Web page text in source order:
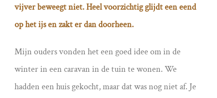
vijver beweegt niet. Heel voorzichtig glijdt een eend
op het ijs en zakt er dan doorheen.
Mijn ouders vonden het een goed idee om in de
winter in een caravan in de tuin te wonen. We
hadden een huis gekocht, maar dat was nog niet af. Je